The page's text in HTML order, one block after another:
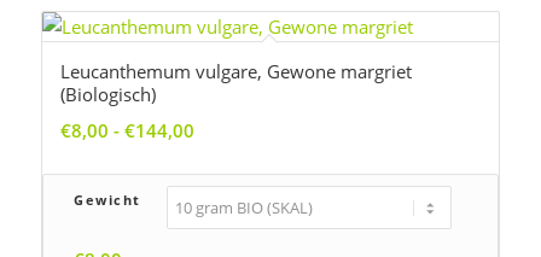
Leucanthemum vulgare, Gewone margriet
(Biologisch)
€8,00 - €144,00
tot
€144,00
Gewicht